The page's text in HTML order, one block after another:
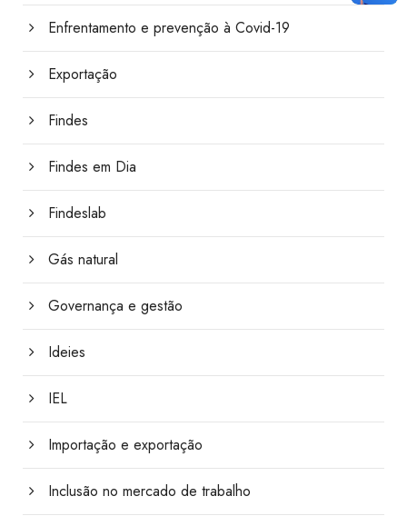
Enfrentamento e prevenção à Covid-19
Exportação
Findes
Findes em Dia
Findeslab
Gás natural
Governança e gestão
Ideies
IEL
Importação e exportação
Inclusão no mercado de trabalho